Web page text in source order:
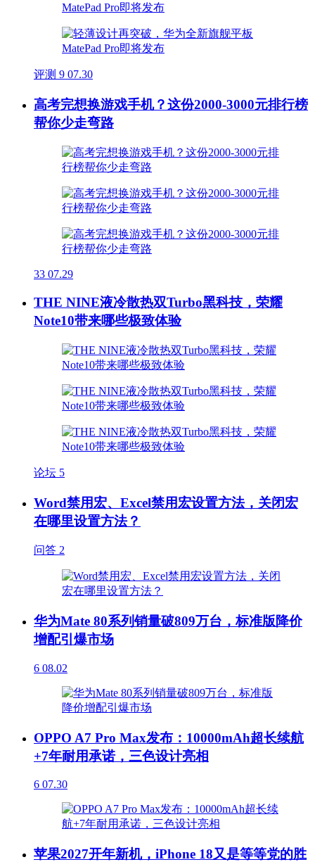
评测 9 07.30
高考完想换游戏手机？这份2000-3000元排行榜
帮你少走弯路
33 07.29
THE NINE液冷散热双Turbo黑科技，荣耀
Note10带来哪些极致体验
论坛 5
Word禁用宏、Excel禁用宏设置方法，关闭宏
在哪里设置方法？
问答 2
华为Mate 80系列销量破809万台，标准版降价
增配引爆市场
6 08.02
OPPO A7 Pro Max发布：10000mAh超长续航
+7年耐用承诺，三色设计亮相
6 07.30
苹果2027开年新机，iPhone 18又是等等党的胜